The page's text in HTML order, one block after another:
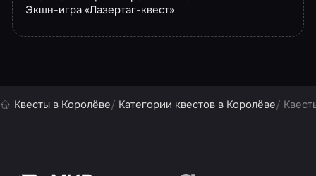
Экшн-игра «Лазертаг-квест»
Квесты в Королёве Категории квестов в Королёве